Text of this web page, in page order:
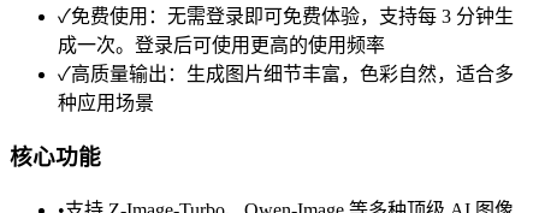
✓免费使用：无需登录即可免费体验，支持每 3 分钟生
成一次。登录后可使用更高的使用频率
✓高质量输出：生成图片细节丰富，色彩自然，适合多
种应用场景
核心功能